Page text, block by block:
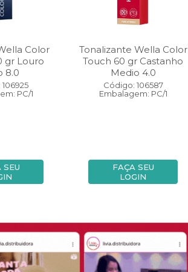
Color
gr Louro
8.0
PC/1
SEU
Tonalizante Wella Color
Touch 60 gr Castanho
Medio 4.0
Código: 106587
Embalagem: PC/1
FAÇA SEU
LOGIN